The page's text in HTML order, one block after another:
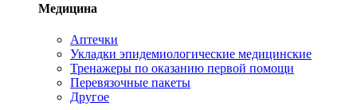
Медицина
Аптечки
Укладки эпидемиологические медицинские
Тренажеры по оказанию первой помощи
Перевязочные пакеты
Другое